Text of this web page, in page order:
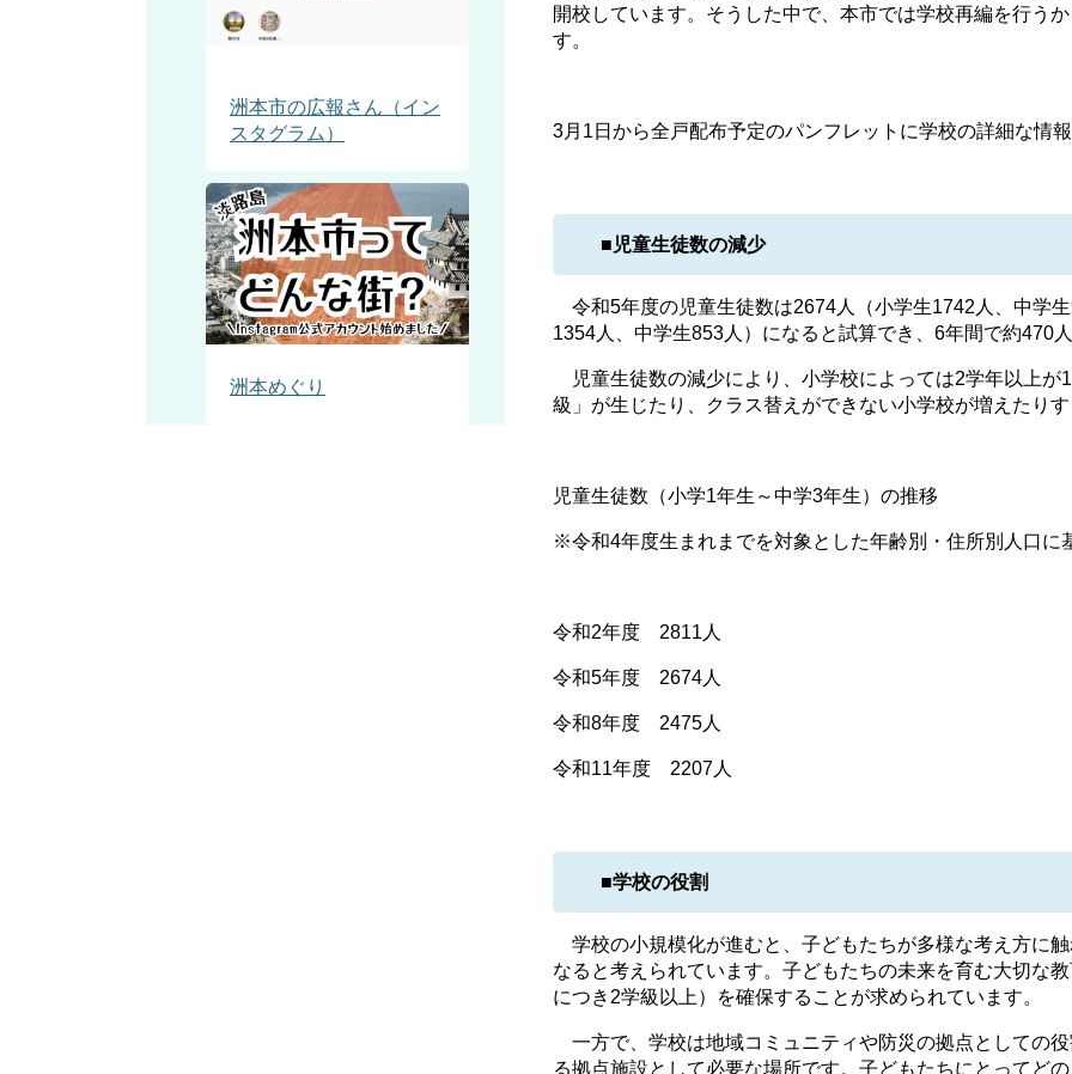
開校しています。そうした中で、本市では学校再編を行う
す。
3月1日から全戸配布予定のパンフレットに学校の詳細な情
■児童生徒数の減少
令和5年度の児童生徒数は2674人（小学生1742人、中学
1354人、中学生853人）になると試算でき、6年間で約470
児童生徒数の減少により、小学校によっては2学年以上が
級」が生じたり、クラス替えができない小学校が増えたりす
児童生徒数（小学1年生～中学3年生）の推移
※令和4年度生まれまでを対象とした年齢別・住所別人口に
令和2年度 2811人
令和5年度 2674人
令和8年度 2475人
令和11年度 2207人
■学校の役割
学校の小規模化が進むと、子どもたちが多様な考え方に
なると考えられています。子どもたちの未来を育む大切な
につき2学級以上）を確保することが求められています。
一方で、学校は地域コミュニティや防災の拠点としての
る拠点施設として必要な場所です。子どもたちにとってど
洲本市の広報さん（イン
スタグラム）
洲本めぐり